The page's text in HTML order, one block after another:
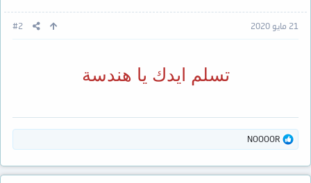
21 مايو 2020 #2
تسلم ايدك يا هندسة
ا
ل
NOOOOR